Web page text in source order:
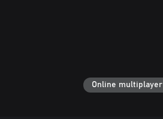
Online multiplayer